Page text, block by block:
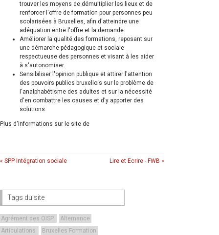
trouver les moyens de démultiplier les lieux et de
renforcer l'offre de formation pour personnes peu
scolarisées à Bruxelles, afin d'atteindre une
adéquation entre l'offre et la demande.
Améliorer la qualité des formations, reposant sur
une démarche pédagogique et sociale
respectueuse des personnes et visant à les aider
à s'autonomiser.
Sensibiliser l'opinion publique et attirer l'attention
des pouvoirs publics bruxellois sur le problème de
l'analphabétisme des adultes et sur la nécessité
d'en combattre les causes et d'y apporter des
solutions
Plus d'informations sur le site de
« SPP Intégration sociale Lire et Ecrire - FWB »
Tags du site
Agrément des OISP
Alternance
Articulations
Bruxelles Formation